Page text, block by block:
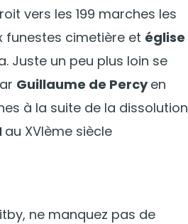
vers les 199 marches les
funestes cimetière et église
Juste un peu plus loin se
Guillaume de Percyen
à la suite de la dissolution
au XVIème siècle
ne manquez pas de